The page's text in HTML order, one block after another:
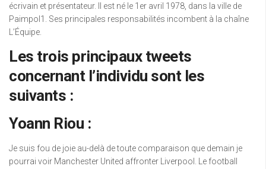
écrivain et présentateur. Il est né le 1er avril 1978, dans la ville de
Paimpol1. Ses principales responsabilités incombent à la chaîne
L’Équipe.
Les trois principaux tweets
concernant l’individu sont les
suivants :
Yoann Riou :
Je suis fou de joie au-delà de toute comparaison que demain je
pourrai voir Manchester United affronter Liverpool. Le football